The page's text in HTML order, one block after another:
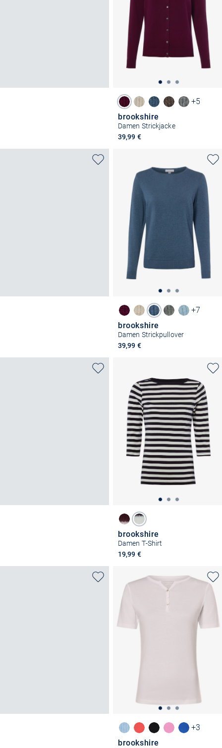
+5
brookshire
Damen Strickjacke
39,99 €
+7
brookshire
Damen Strickpullover
39,99 €
brookshire
Damen T-Shirt
19,99 €
+3
brookshire